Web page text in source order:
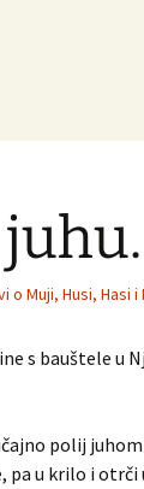
o Muji, Husi, Hasi i
s bauštele u
polij
pa u krilo i